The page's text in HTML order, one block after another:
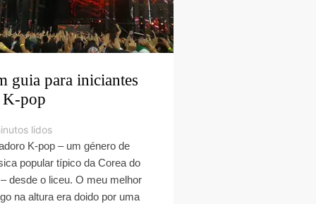
guia para iniciantes
K-pop
lidos
K-pop – um género de
popular típico da Corea do
desde o liceu. O meu melhor
na altura era doido por uma